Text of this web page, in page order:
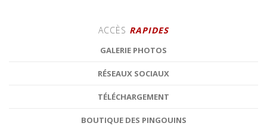
ACCÈS RAPIDES
GALERIE PHOTOS
RÉSEAUX SOCIAUX
TÉLÉCHARGEMENT
BOUTIQUE DES PINGOUINS